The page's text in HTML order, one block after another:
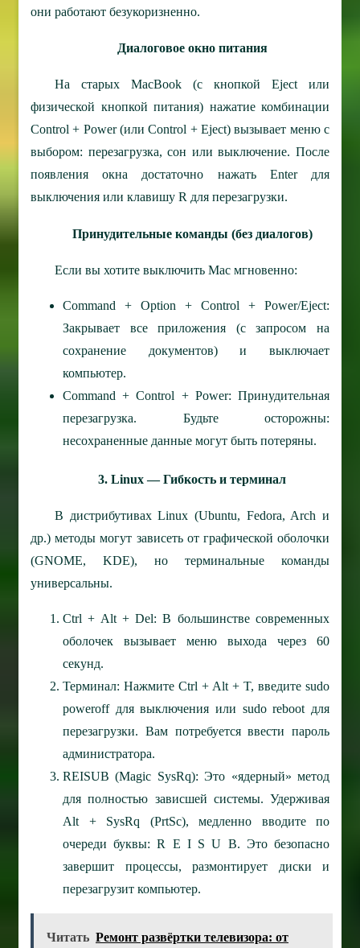
они работают безукоризненно.
Диалоговое окно питания
На старых MacBook (с кнопкой Eject или
физической кнопкой питания) нажатие комбинации
Control + Power (или Control + Eject) вызывает меню с
выбором: перезагрузка, сон или выключение. После
появления окна достаточно нажать Enter для
выключения или клавишу R для перезагрузки.
Принудительные команды (без диалогов)
Если вы хотите выключить Mac мгновенно:
Command + Option + Control + Power/Eject:
Закрывает все приложения (с запросом на
сохранение документов) и выключает
компьютер.
Command + Control + Power: Принудительная
перезагрузка. Будьте осторожны:
несохраненные данные могут быть потеряны.
3. Linux — Гибкость и терминал
В дистрибутивах Linux (Ubuntu, Fedora, Arch и
др.) методы могут зависеть от графической оболочки
(GNOME, KDE), но терминальные команды
универсальны.
Ctrl + Alt + Del: В большинстве современных
оболочек вызывает меню выхода через 60
секунд.
Терминал: Нажмите Ctrl + Alt + T, введите sudo
poweroff для выключения или sudo reboot для
перезагрузки. Вам потребуется ввести пароль
администратора.
REISUB (Magic SysRq): Это «ядерный» метод
для полностью зависшей системы. Удерживая
Alt + SysRq (PrtSc), медленно вводите по
очереди буквы: R E I S U B. Это безопасно
завершит процессы, размонтирует диски и
перезагрузит компьютер.
Читать Ремонт развёртки телевизора: от